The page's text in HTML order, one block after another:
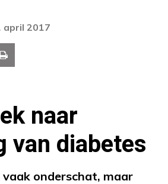
april 2017
naar
van diabetes
onderschat, maar